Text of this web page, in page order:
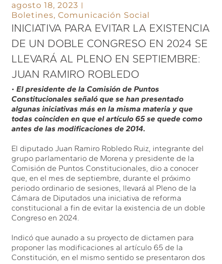
agosto 18, 2023
Boletines,Comunicación Social
INICIATIVA PARA EVITAR LA EXISTENCIA
DE UN DOBLE CONGRESO EN 2024 SE
LLEVARÁ AL PLENO EN SEPTIEMBRE:
JUAN RAMIRO ROBLEDO
•El presidente de la Comisión de Puntos
Constitucionales señaló que se han presentado
algunas iniciativas más en la misma materia y que
todas coinciden en que el artículo 65 se quede como
antes de las modificaciones de 2014.
El diputado Juan Ramiro Robledo Ruiz, integrante del
grupo parlamentario de Morena y presidente de la
Comisión de Puntos Constitucionales, dio a conocer
que, en el mes de septiembre, durante el próximo
periodo ordinario de sesiones, llevará al Pleno de la
Cámara de Diputados una iniciativa de reforma
constitucional a fin de evitar la existencia de un doble
Congreso en 2024.
Indicó que aunado a su proyecto de dictamen para
proponer las modificaciones al artículo 65 de la
Constitución, en el mismo sentido se presentaron dos